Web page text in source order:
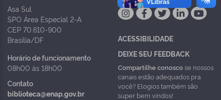
Asa Sul
SPO Área Especial 2-A
CEP 70.610-900
Brasília/DF
Horário de funcionamento
08h00 às 18h00
Contato
biblioteca@enap.gov.br
ACESSIBILIDADE
DEIXE SEU FEEDBACK
Compartilhe conoscose nossos
canais estão adequados pra
você? Elogios também são
super bem vindos!